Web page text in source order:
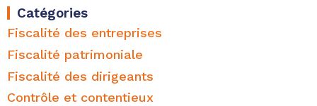
Catégories
Fiscalité des entreprises
Fiscalité patrimoniale
Fiscalité des dirigeants
Contrôle et contentieux